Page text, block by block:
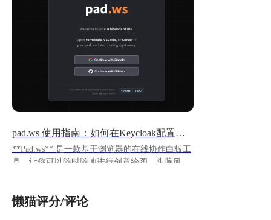
pad.ws 使用指南：如何在Keycloak配置用户授权登录
**Pad.ws** 是一款基于浏览器的在线协作白板工
具，让你可以随时随地进行创意绘图、头脑风暴
ycat.app.padws 应用安装后，打开首页，这里需要
懒猫评分/评论